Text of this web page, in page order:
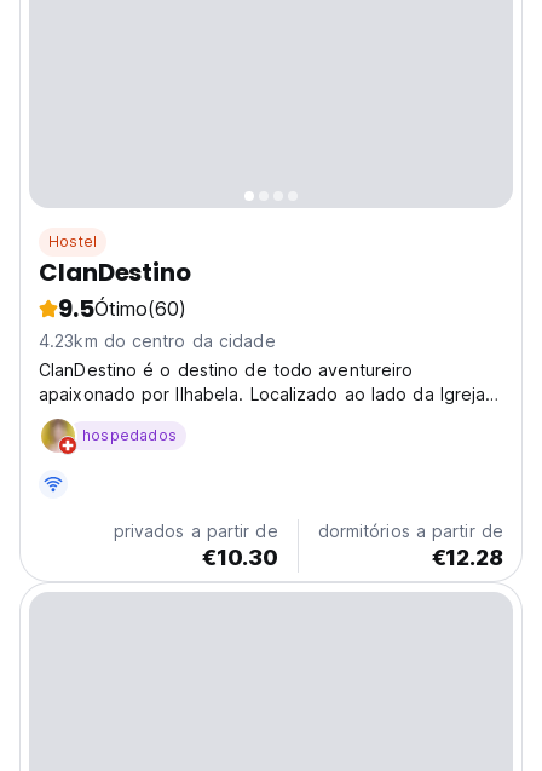
Hostel
ClanDestino
9.5Ótimo(60)
4.23km do centro da cidade
ClanDestino é o destino de todo aventureiro
apaixonado por Ilhabela. Localizado ao lado da Igreja
de Nossa Senhora da Ajuda, estamos no Centro
Histórico - o coração da ilha, a parte mais badalada.
nunca estará...
hospedados
privados a partir de
€10.30
dormitórios a partir de
€12.28